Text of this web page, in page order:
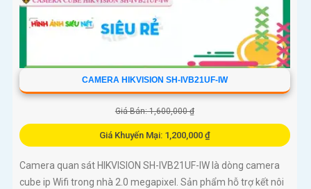
CAMERA HIKVISION SH-IVB21UF-IW
Giá Bán: 1,600,000 ₫
Giá Khuyến Mại: 1,200,000 ₫
Camera quan sát HIKVISION SH-IVB21UF-IW là dòng camera
cube ip Wifi trong nhà 2.0 megapixel. Sản phẩm hỗ trợ kết nôi